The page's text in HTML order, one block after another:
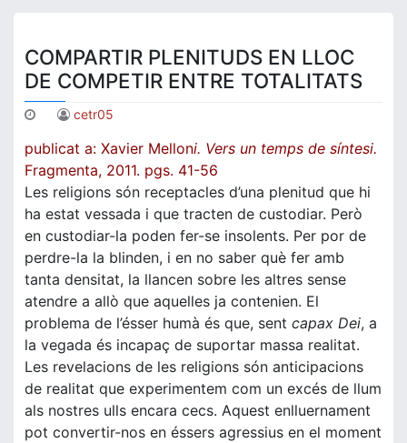
COMPARTIR PLENITUDS EN LLOC
DE COMPETIR ENTRE TOTALITATS
cetr05
publicat a: Xavier Melloni. Vers un temps de síntesi.
Fragmenta, 2011. pgs. 41-56
Les religions són receptacles d’una plenitud que hi
ha estat vessada i que tracten de custodiar. Però
en custodiar-la poden fer-se insolents. Per por de
perdre-la la blinden, i en no saber què fer amb
tanta densitat, la llancen sobre les altres sense
atendre a allò que aquelles ja contenien. El
problema de l’ésser humà és que, sent capax Dei, a
la vegada és incapaç de suportar massa realitat.
Les revelacions de les religions són anticipacions
de realitat que experimentem com un excés de llum
als nostres ulls encara cecs. Aquest enlluernament
pot convertir-nos en éssers agressius en el moment